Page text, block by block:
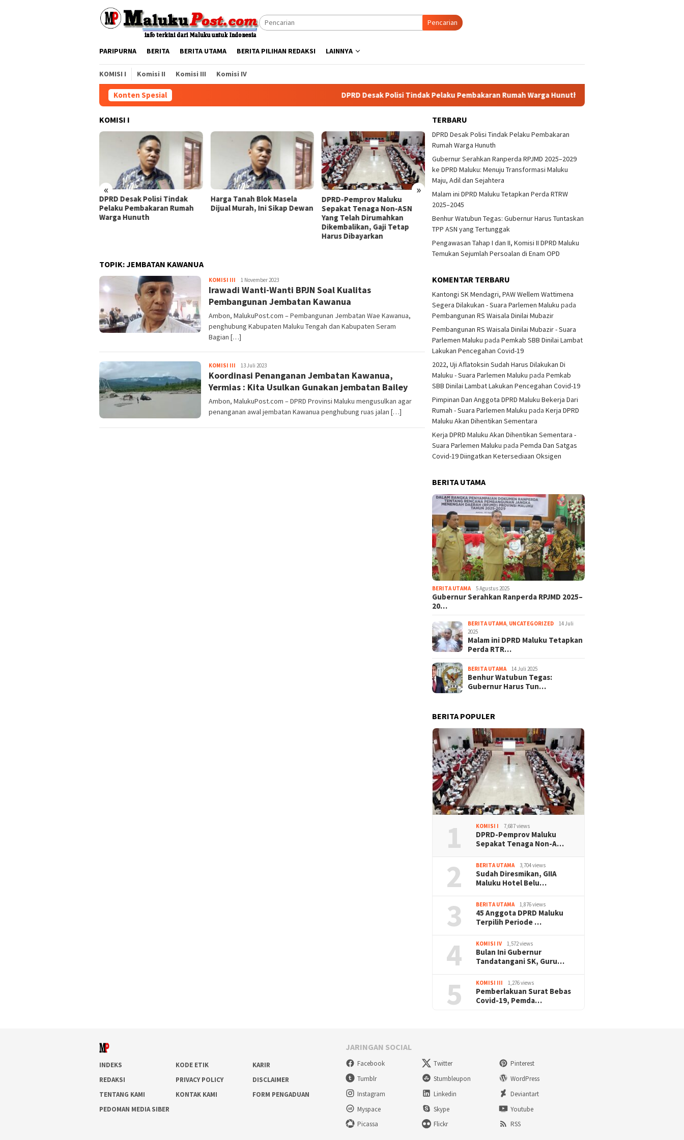
Pencarian
PARIPURNA BERITA BERITA UTAMA BERITA PILIHAN REDAKSI LAINNYA
KOMISI I Komisi II Komisi III Komisi IV
Konten Spesial DPRD Desak Polisi Tindak Pelaku Pembakaran Rumah Warga Hunuth
KOMISI I
« »
DPRD Desak Polisi Tindak
Pelaku Pembakaran Rumah
Warga Hunuth
Harga Tanah Blok Masela
Dijual Murah, Ini Sikap Dewan
DPRD-Pemprov Maluku
Sepakat Tenaga Non-ASN
Yang Telah Dirumahkan
Dikembalikan, Gaji Tetap
Harus Dibayarkan
DPRD Maluku Desak Polisi
Tangkap Pelaku Bentrokan
Di Trikora
Deklarasi Antikorupsi Jangan
TOPIK:JEMBATAN KAWANUA
KOMISI III Korlip
DPRD
1 November 2023
Irawadi Wanti-Wanti BPJN Soal Kualitas
Pembangunan Jembatan Kawanua
Ambon, MalukuPost.com – Pembangunan Jembatan Wae Kawanua,
penghubung Kabupaten Maluku Tengah dan Kabupaten Seram
Bagian […]
KOMISI III Korlip
DPRD
13 Juli 2023
Koordinasi Penanganan Jembatan Kawanua,
Yermias : Kita Usulkan Gunakan jembatan Bailey
Ambon, MalukuPost.com – DPRD Provinsi Maluku mengusulkan agar
penanganan awal jembatan Kawanua penghubung ruas jalan […]
TERBARU
DPRD Desak Polisi Tindak Pelaku Pembakaran
Rumah Warga Hunuth
Gubernur Serahkan Ranperda RPJMD 2025–2029
ke DPRD Maluku: Menuju Transformasi Maluku
Maju, Adil dan Sejahtera
Malam ini DPRD Maluku Tetapkan Perda RTRW
2025–2045
Benhur Watubun Tegas: Gubernur Harus Tuntaskan
TPP ASN yang Tertunggak
Pengawasan Tahap I dan II, Komisi II DPRD Maluku
Temukan Sejumlah Persoalan di Enam OPD
KOMENTAR TERBARU
Kantongi SK Mendagri, PAW Wellem Wattimena
Segera Dilakukan - Suara Parlemen Maluku pada
Pembangunan RS Waisala Dinilai Mubazir
Pembangunan RS Waisala Dinilai Mubazir - Suara
Parlemen Maluku padaPemkab SBB Dinilai Lambat
Lakukan Pencegahan Covid-19
2022, Uji Aflatoksin Sudah Harus Dilakukan Di
Maluku - Suara Parlemen Maluku padaPemkab
SBB Dinilai Lambat Lakukan Pencegahan Covid-19
Pimpinan Dan Anggota DPRD Maluku Bekerja Dari
Rumah - Suara Parlemen Maluku padaKerja DPRD
Maluku Akan Dihentikan Sementara
Kerja DPRD Maluku Akan Dihentikan Sementara -
Suara Parlemen Maluku padaPemda Dan Satgas
Covid-19 Diingatkan Ketersediaan Oksigen
BERITA UTAMA
BERITA UTAMA 5 Agustus 2025
Gubernur Serahkan Ranperda RPJMD 2025–
20…
BERITA UTAMA UNCATEGORIZED
14 Juli
2025
Malam ini DPRD Maluku Tetapkan
Perda RTR…
BERITA UTAMA 14 Juli 2025
Benhur Watubun Tegas:
Gubernur Harus Tun…
BERITA POPULER
1 KOMISI I 7,687 views
DPRD-Pemprov Maluku
Sepakat Tenaga Non-A…
2 BERITA UTAMA 3,704 views
Sudah Diresmikan, GIIA
Maluku Hotel Belu…
3 BERITA UTAMA 1,876 views
45 Anggota DPRD Maluku
Terpilih Periode …
4 KOMISI IV 1,572 views
Bulan Ini Gubernur
Tandatangani SK, Guru…
5 KOMISI III 1,276 views
Pemberlakuan Surat Bebas
Covid-19, Pemda…
INDEKS KODE ETIK
KARIR
REDAKSI
PRIVACY POLICY
DISCLAIMER
TENTANG KAMI
KONTAK KAMI
FORM PENGADUAN
PEDOMAN MEDIA SIBER
JARINGAN SOCIAL
Facebook Twitter
Pinterest
Tumblr
Stumbleupon
WordPress
Instagram
Linkedin
Deviantart
Myspace
Skype
Youtube
Picassa
Flickr RSS